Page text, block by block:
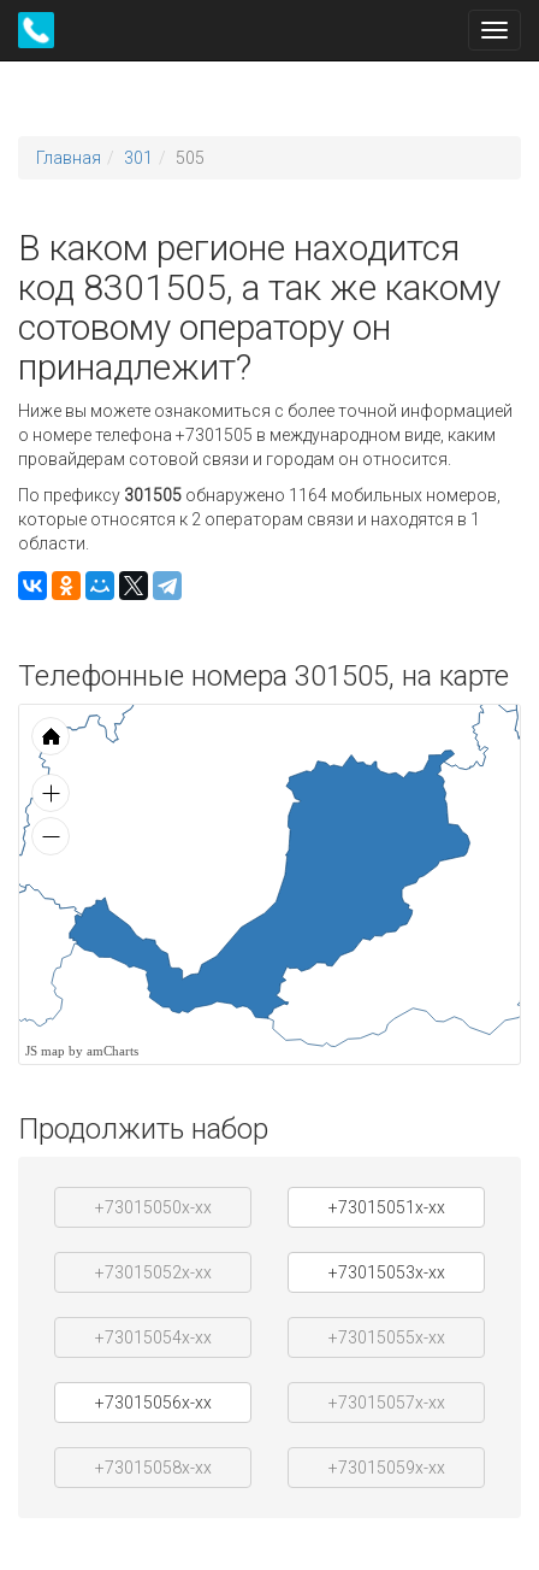
Главная 301 505
В каком регионе находится
код 8301505, а так же какому
сотовому оператору он
принадлежит?
Ниже вы можете ознакомиться с более точной информацией
о номере телефона +7301505 в международном виде, каким
провайдерам сотовой связи и городам он относится.
По префиксу 301505 обнаружено 1164 мобильных номеров,
которые относятся к 2 операторам связи и находятся в 1
области.
Телефонные номера 301505, на карте
JS map by amCharts
Продолжить набор
+73015050x-xx +73015051x-xx
+73015052x-xx +73015053x-xx
+73015054x-xx +73015055x-xx
+73015056x-xx +73015057x-xx
+73015058x-xx +73015059x-xx